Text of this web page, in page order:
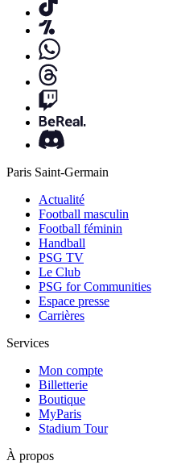
Paris Saint-Germain
Actualité
Football masculin
Football féminin
Handball
PSG TV
Le Club
PSG for Communities
Espace presse
Carrières
Services
Mon compte
Billetterie
Boutique
MyParis
Stadium Tour
À propos